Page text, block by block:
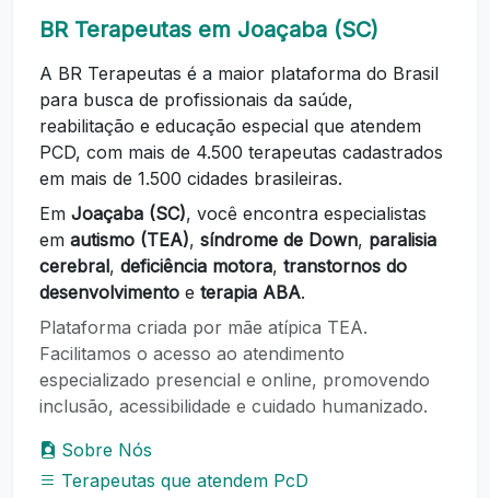
BR Terapeutas em Joaçaba (SC)
A BR Terapeutas é a maior plataforma do Brasil
para busca de profissionais da saúde,
reabilitação e educação especial que atendem
PCD, com mais de 4.500 terapeutas cadastrados
em mais de 1.500 cidades brasileiras.
Em Joaçaba (SC), você encontra especialistas
em autismo (TEA), síndrome de Down, paralisia
cerebral, deficiência motora, transtornos do
desenvolvimento e terapia ABA.
Plataforma criada por mãe atípica TEA.
Facilitamos o acesso ao atendimento
especializado presencial e online, promovendo
inclusão, acessibilidade e cuidado humanizado.
Sobre Nós
Terapeutas que atendem PcD